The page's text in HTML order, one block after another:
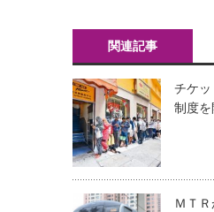
関連記事
チケッ
制度を
ＭＴ